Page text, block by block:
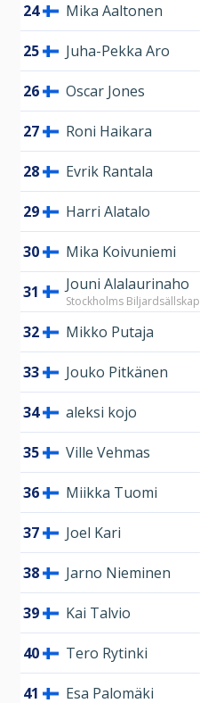
24 Mika Aaltonen
25 Juha-Pekka Aro
26 Oscar Jones
27 Roni Haikara
28 Evrik Rantala
29 Harri Alatalo
30 Mika Koivuniemi
31 Jouni Alalaurinaho
Stockholms Biljardsällskap
32 Mikko Putaja
33 Jouko Pitkänen
34 aleksi kojo
35 Ville Vehmas
36 Miikka Tuomi
37 Joel Kari
38 Jarno Nieminen
39 Kai Talvio
40 Tero Rytinki
41 Esa Palomäki